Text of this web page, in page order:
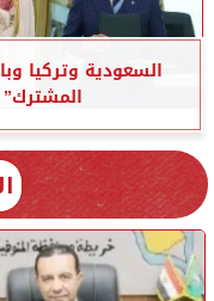
السعودية وتركيا
المشترك”